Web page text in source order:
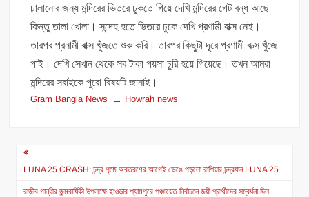
চালানোর জন্য মন্দিরের ভিতরে ঢুকতে গিয়ে দেখি মন্দিরের গেট বন্ধ আছে
কিন্তু তালা খোলা। সন্দেহ হতে ভিতরে ঢুকে দেখি প্রণামী বাক্স নেই।
তারপর প্রনামী বাক্স খুঁজতে শুরু করি। তারপর কিছুটা দূরে প্রণামী বাক্স খুঁজে
পাই। দেখি সেখান থেকে সব টাকা পয়সা চুরি হয়ে গিয়েছে। তখন আমরা
মন্দিরের সবাইকে পুরো বিষয়টি জানাই।
Gram Bangla News Howrah news
Post
navigation
LUNA 25 CRASH: চন্দ্র পৃষ্ঠে অবতরণের আগেই ভেঙে পড়লো রাশিয়ার চন্দ্রযান LUNA 25
রাজীব গান্ধীর জন্মবার্ষিকী উপলক্ষে হাওড়ার শ্যামপুরে পঞ্চায়েত নির্বাচনে জয়ী প্রার্থীদের সম্বর্ধনা দিল